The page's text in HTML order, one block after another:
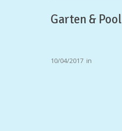
Garten & Pool
10/04/2017 in